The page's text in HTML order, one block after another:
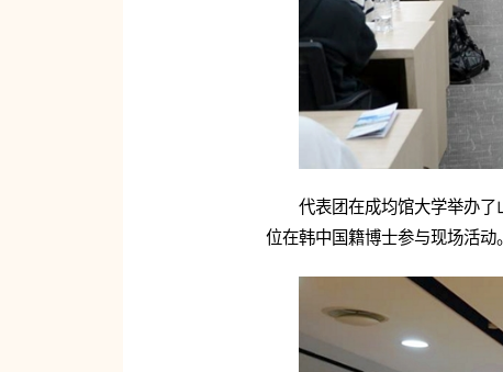
代表团在成均馆大学举办
位在韩中国籍博士参与现场活动。